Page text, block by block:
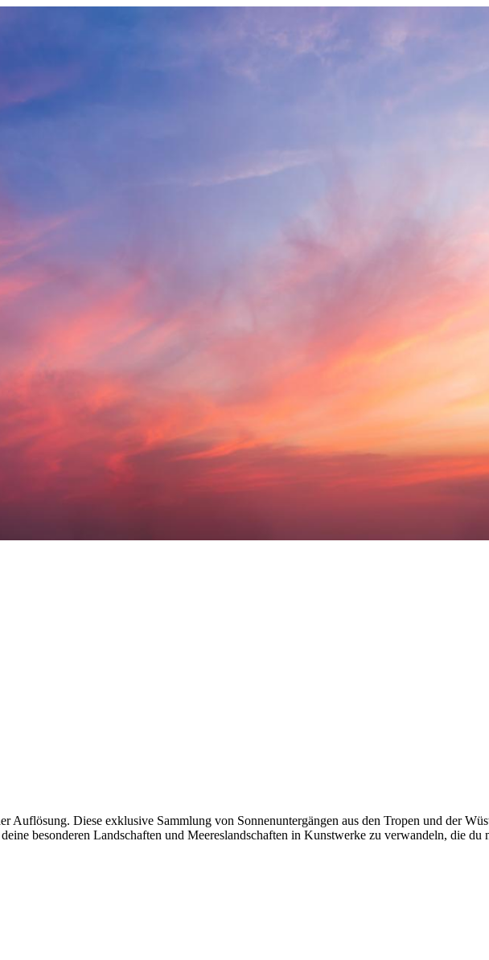
Auflösung. Diese exklusive Sammlung von Sonnenuntergängen aus den Tropen und der
besonderen Landschaften und Meereslandschaften in Kunstwerke zu verwandeln, die du